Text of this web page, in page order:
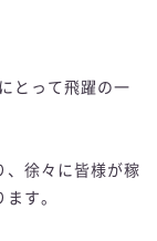
とって飛躍の一
、徐々に皆様が稼
す。